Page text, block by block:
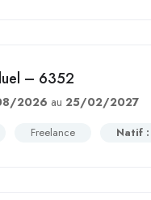
– 6352
2026 au 25/02/2027
Freelance Natif :